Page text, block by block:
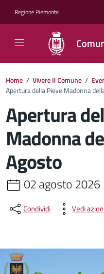
Regione Piemonte
Home / Vivere Il Comune /
Apertura della Pieve Madonna
Apertura
Madonna
Agosto
02 agosto 2026
Condividi Vedi